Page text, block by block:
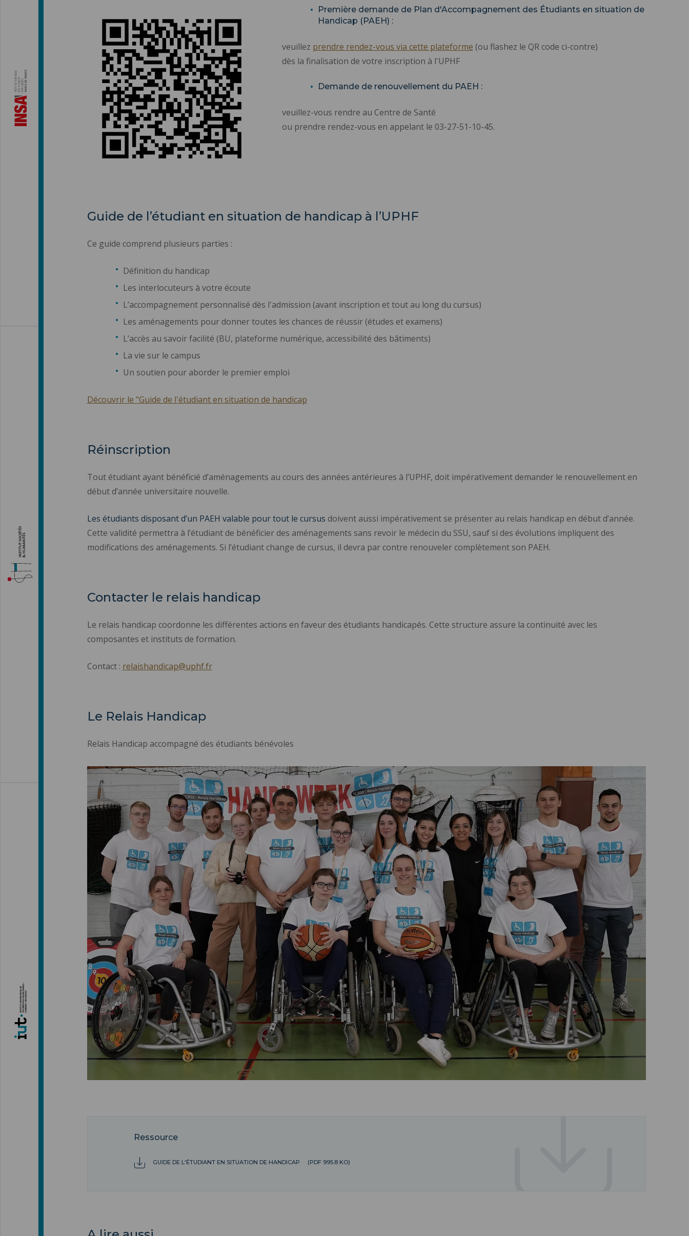
Première demande de Plan d'Accompagnement des Étudiants en situation de
Handicap (PAEH) :
veuillez prendre rendez-vous via cette plateforme (ou flashez le QR code ci-contre)
dès la finalisation de votre inscription à l'UPHF
Demande de renouvellement du PAEH :
veuillez-vous rendre au Centre de Santé
ou prendre rendez-vous en appelant le 03-27-51-10-45.
Guide de l’étudiant en situation de handicap à l’UPHF
Ce guide comprend plusieurs parties :
Définition du handicap
Les interlocuteurs à votre écoute
L’accompagnement personnalisé dès l'admission (avant inscription et tout au long du cursus)
Les aménagements pour donner toutes les chances de réussir (études et examens)
L’accès au savoir facilité (BU, plateforme numérique, accessibilité des bâtiments)
La vie sur le campus
Un soutien pour aborder le premier emploi
Découvrir le "Guide de l'étudiant en situation de handicap
Réinscription
Tout étudiant ayant bénéficié d’aménagements au cours des années antérieures à l’UPHF, doit impérativement demander le renouvellement en
début d’année universitaire nouvelle.
Les étudiants disposant d’un PAEH valable pour tout le cursus doivent aussi impérativement se présenter au relais handicap en début d’année.
Cette validité permettra à l’étudiant de bénéficier des aménagements sans revoir le médecin du SSU, sauf si des évolutions impliquent des
modifications des aménagements. Si l’étudiant change de cursus, il devra par contre renouveler complètement son PAEH.
Contacter le relais handicap
Le relais handicap coordonne les différentes actions en faveur des étudiants handicapés. Cette structure assure la continuité avec les
composantes et instituts de formation.
Contact : relaishandicap@uphf.fr
Le Relais Handicap
Relais Handicap accompagné des étudiants bénévoles
Ressource
GUIDE DE L'ÉTUDIANT EN SITUATION DE HANDICAP (PDF 995.8 KO)